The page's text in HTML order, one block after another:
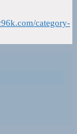
category-